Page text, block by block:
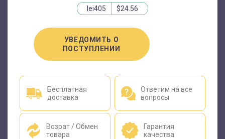
lei405 $24.56
УВЕДОМИТЬ О
ПОСТУПЛЕНИИ
Бесплатная
доставка
Ответим на все
вопросы
Возрат / Обмен
товара
Гарантия
качества